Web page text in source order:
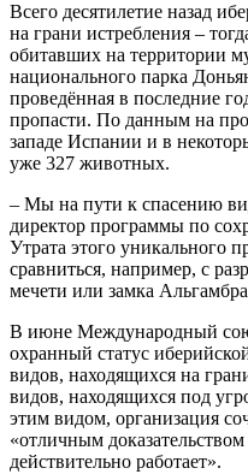
Всего десятилетие назад
на грани истребления –
обитавших на территории
национального парка
проведённая в последние
пропасти. По данным на
западе Испании и в
уже 327 животных.
– Мы на пути к спасению
директор программы по
Утрата этого уникального
сравниться, например, с
мечети или замка
В июне Международный
охранный статус
видов, находящихся на
видов, находящихся под
этим видом, организация
«отличным
действительно работает».